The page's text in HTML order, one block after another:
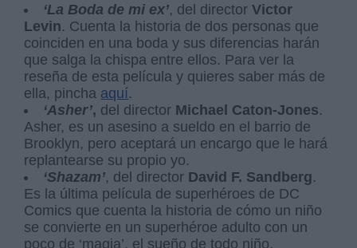
‘La Boda de mi ex’, del directorVictor
Levin. Cuenta la historia de dos personas que
coinciden en una boda y sus diferencias harán
que salga la chispa entre ellos. Para ver la
reseña de esta película y quieres saber más de
ella, pincha aquí.
‘Asher’, del director Michael Caton-Jones.
Asher, es un asesino a sueldo en el barrio de
Brooklyn, pero aceptará un encargo que le hará
replantearse su propio yo.
‘Shazam’, del director David F. Sandberg.
Es la última película de superhéroes de DC
Comics que cuenta la historia de cómo un niño
se convierte en un superhéroe adulto con un
poco de ‘magia’, el sueño de todo niño.